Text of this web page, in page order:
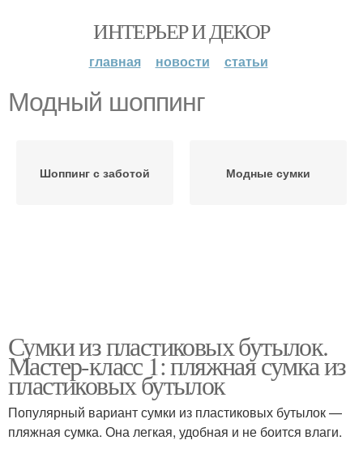
ИНТЕРЬЕР И ДЕКОР
главная новости статьи
Модный шоппинг
Шоппинг с заботой Модные сумки
Сумки из пластиковых бутылок.
Мастер-класс 1: пляжная сумка из
пластиковых бутылок
Популярный вариант сумки из пластиковых бутылок —
пляжная сумка. Она легкая, удобная и не боится влаги.